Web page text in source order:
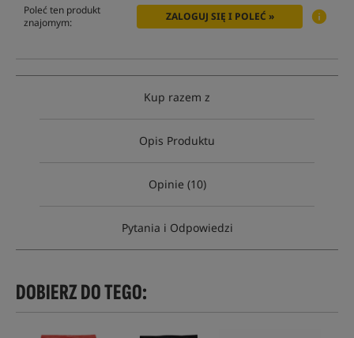
Poleć ten produkt
znajomym:
ZALOGUJ SIĘ I POLEĆ »
Kup razem z
Opis Produktu
Opinie (10)
Pytania i Odpowiedzi
DOBIERZ DO TEGO: